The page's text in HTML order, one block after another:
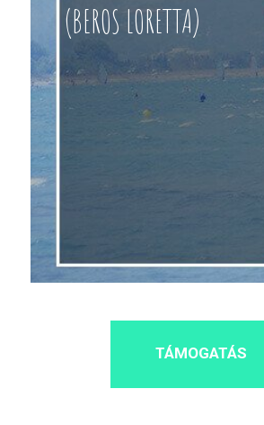
(BEROS LORETTA)
TÁMOGATÁS